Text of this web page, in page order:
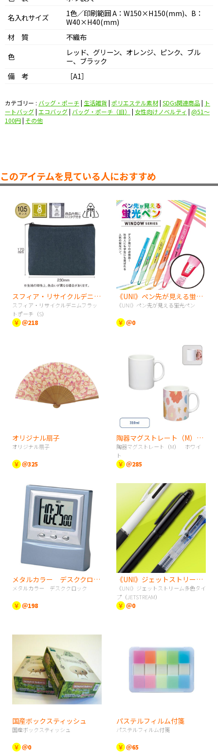
名入れサイズ
1色／印刷範囲 A：W150×H150(mm)、B：
W40×H40(mm)
材 質
不織布
色
レッド、グリーン、オレンジ、ピンク、ブル
ー、ブラック
備 考
［A1］
カテゴリー : バッグ・ポーチ| 生活雑貨| ポリエステル素材| SDGs関連商品| ト
ートバッグ| エコバッグ| バッグ・ポーチ（旧） | 女性向けノベルティ | @51〜
100円| その他
このアイテムを見ている人におすすめ
スフィア・リサイクルデニムフラットポーチ（S）
スフィア・リサイクルデニムフラッ
トポーチ（S）
￥ ＠218
《UNI》ペン先が見える蛍光ペン
《UNI》ペン先が見える蛍光ペン
￥ ＠0
オリジナル扇子
オリジナル扇子
￥ ＠325
陶器マグストレート（M） ホワイト
陶器マグストレート（M） ホワイ
ト
￥ ＠285
メタルカラー デスククロック
メタルカラー デスククロック
￥ ＠198
《UNI》ジェットストリーム多色タイプ（JETSTREAM）
《UNI》ジェットストリーム多色タイ
プ（JETSTREAM）
￥ ＠0
国産ボックスティッシュ
国産ボックスティッシュ
￥ ＠0
パステルフィルム付箋
パステルフィルム付箋
￥ ＠65